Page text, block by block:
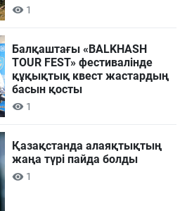
1
Балқаштағы «BALKHASH
TOUR FEST» фестивалінде
құқықтық квест жастардың
басын қосты
1
Қазақстанда алаяқтықтың
жаңа түрі пайда болды
1